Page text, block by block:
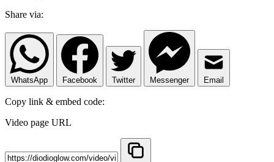
Share via:
WhatsApp Facebook Twitter Messenger Email
Copy link & embed code:
Video page URL